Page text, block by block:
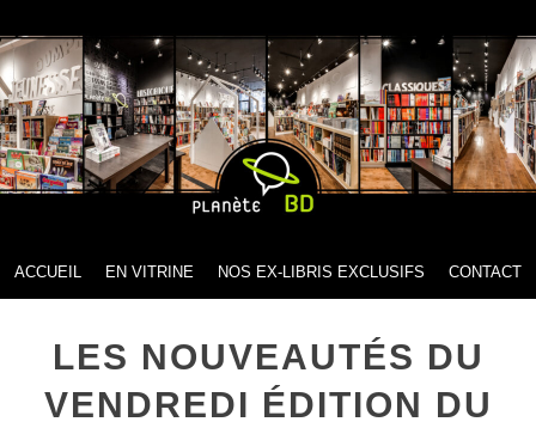
MENU
SKIP TO CONTENT
ACCUEIL EN VITRINE NOS EX-LIBRIS EXCLUSIFS CONTACT
LES NOUVEAUTÉS DU
VENDREDI ÉDITION DU